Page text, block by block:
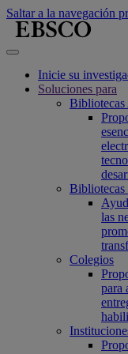
Saltar a la navegación
Inicie su
Soluciones para
Bibliotecas
Bibliotecas
las
Colegios
para